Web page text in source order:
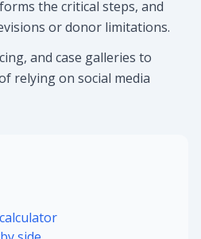
the critical steps, and
or donor limitations.
and case galleries to
relying on social media